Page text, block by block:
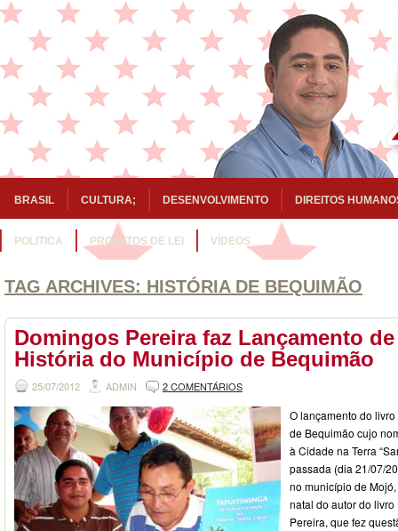
BRASIL CULTURA; DESENVOLVIMENTO DIREITOS
POLITICA PROJETOS DE LEI VÍDEOS
TAG ARCHIVES: HISTÓRIA DE BEQUIMÃO
Domingos Pereira faz Lançamento
História do Município de Bequimão
25/07/2012 ADMIN 2 COMENTÁRIOS
O lançamento do
de Bequimão cujo
à Cidade na Terra
passada (dia 21/07/
no município de
natal do autor do
Pereira, que fez